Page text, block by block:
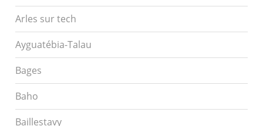
Arles sur tech
Ayguatébia-Talau
Bages
Baho
Baillestavy